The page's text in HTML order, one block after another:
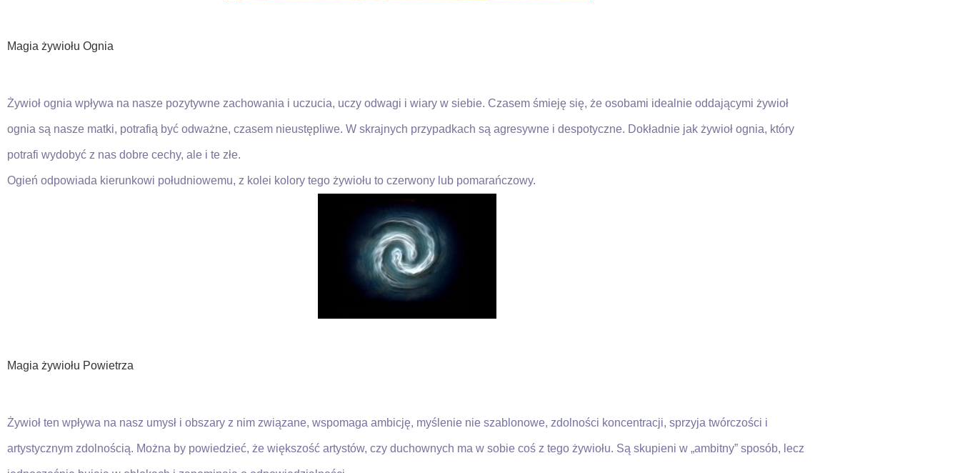
Magia żywiołu Ognia
Żywioł ognia wpływa na nasze pozytywne zachowania i uczucia, uczy odwagi i wiary w siebie. Czasem śmieję się, że osobami idealnie oddającymi żywioł
ognia są nasze matki, potrafią być odważne, czasem nieustępliwe. W skrajnych przypadkach są agresywne i despotyczne. Dokładnie jak żywioł ognia, który
potrafi wydobyć z nas dobre cechy, ale i te złe.
Ogień odpowiada kierunkowi południowemu, z kolei kolory tego żywiołu to czerwony lub pomarańczowy.
Magia żywiołu Powietrza
Żywioł ten wpływa na nasz umysł i obszary z nim związane, wspomaga ambicję, myślenie nie szablonowe, zdolności koncentracji, sprzyja twórczości i
artystycznym zdolnością. Można by powiedzieć, że większość artystów, czy duchownych ma w sobie coś z tego żywiołu. Są skupieni w „ambitny” sposób, lecz